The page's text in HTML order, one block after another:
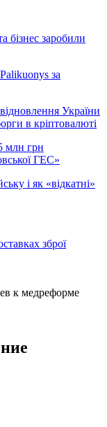
бізнес заробили
за
України
в кріптовалюті
млн грн
ГЕС»
і як «відкатні»
зброї